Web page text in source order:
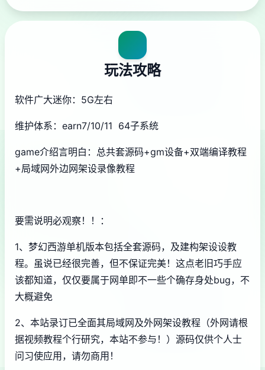
玩法攻略
软件广大迷你：5G左右
维护体系：earn7/10/11 64子系统
game介绍言明白：总共套源码+gm设备+双端编译教程
+局域网外边网架设录像教程
要需说明必观察！！：
1、 梦幻西游单机版本包括全套源码，及建构架设设教
程。虽说已经很完善，但不保证完美！这点老旧巧手应
该都知道，仅仅要属于网单即不一些个确存身处bug，不
大概避免
2、本站录订已全面其局域网及外网架设教程（外网请根
据视频教程个行研究，本站不参与！）源码仅供个人士
问习使应用，请勿商用！